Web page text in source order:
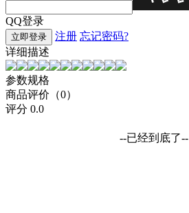
QQ登录
立即登录 注册 忘记密码?
详细描述
参数规格
商品评价（0）
评分 0.0
--已经到底了--